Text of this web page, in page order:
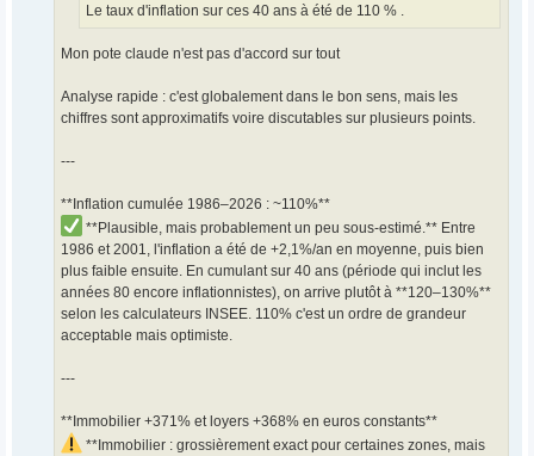
Le taux d'inflation sur ces 40 ans à été de 110 % .
Mon pote claude n'est pas d'accord sur tout
Analyse rapide : c'est globalement dans le bon sens, mais les
chiffres sont approximatifs voire discutables sur plusieurs points.
---
**Inflation cumulée 1986–2026 : ~110%**
**Plausible, mais probablement un peu sous-estimé.** Entre
1986 et 2001, l'inflation a été de +2,1%/an en moyenne, puis bien
plus faible ensuite. En cumulant sur 40 ans (période qui inclut les
années 80 encore inflationnistes), on arrive plutôt à **120–130%**
selon les calculateurs INSEE. 110% c'est un ordre de grandeur
acceptable mais optimiste.
---
**Immobilier +371% et loyers +368% en euros constants**
**Immobilier : grossièrement exact pour certaines zones, mais